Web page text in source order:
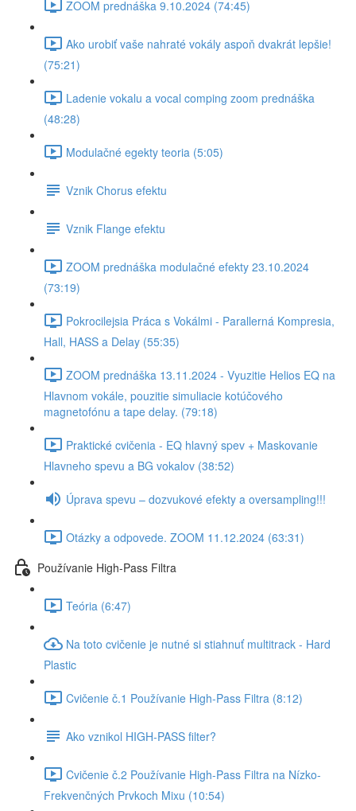
ZOOM prednáška 9.10.2024 (74:45)
Ako urobiť vaše nahraté vokály aspoň dvakrát lepšie!
(75:21)
Ladenie vokalu a vocal comping zoom prednáška
(48:28)
Modulačné egekty teoria (5:05)
Vznik Chorus efektu
Vznik Flange efektu
ZOOM prednáška modulačné efekty 23.10.2024
(73:19)
Pokrocilejsia Práca s Vokálmi - Parallerná Kompresia,
Hall, HASS a Delay (55:35)
ZOOM prednáška 13.11.2024 - Vyuzitie Helios EQ na
Hlavnom vokále, pouzitie simuliacie kotúčového
magnetofónu a tape delay. (79:18)
Praktické cvičenia - EQ hlavný spev + Maskovanie
Hlavneho spevu a BG vokalov (38:52)
Úprava spevu – dozvukové efekty a oversampling!!!
Otázky a odpovede. ZOOM 11.12.2024 (63:31)
Používanie High-Pass Filtra
Teória (6:47)
Na toto cvičenie je nutné si stiahnuť multitrack - Hard
Plastic
Cvičenie č.1 Používanie High-Pass Filtra (8:12)
Ako vznikol HIGH-PASS filter?
Cvičenie č.2 Používanie High-Pass Filtra na Nízko-
Frekvenčných Prvkoch Mixu (10:54)